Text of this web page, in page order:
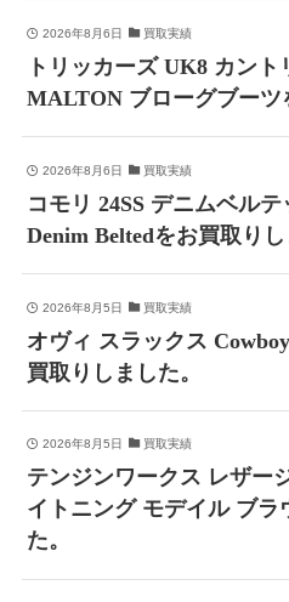
2026年8月6日 買取実績
トリッカーズ UK8 カン
MALTON ブローグブーツ
2026年8月6日 買取実績
コモリ 24SS デニムベル
Denim Beltedをお買取りし
2026年8月5日 買取実績
オヴィ スラックス
買取りしました。
2026年8月5日 買取実績
テンジンワークス レザー
イトニング モデイル ブラ
た。